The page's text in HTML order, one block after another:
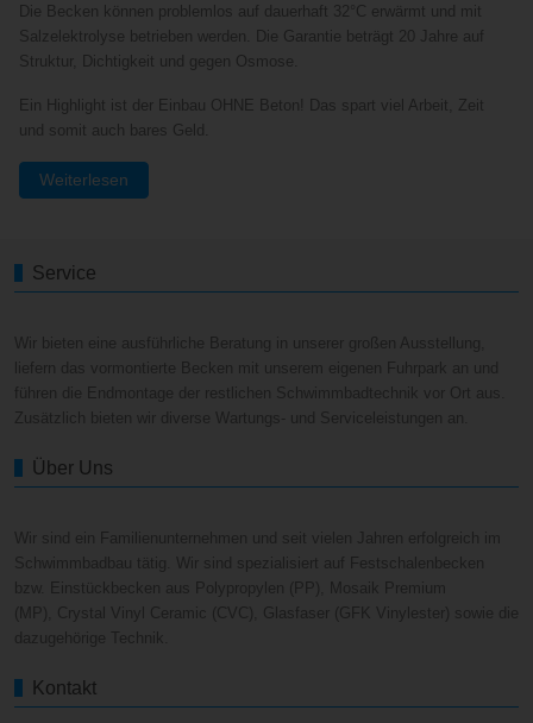
Die Becken können problemlos auf dauerhaft 32°C erwärmt und mit
Salzelektrolyse betrieben werden. Die Garantie beträgt 20 Jahre auf
Struktur, Dichtigkeit und gegen Osmose.
Ein Highlight ist der Einbau OHNE Beton! Das spart viel Arbeit, Zeit
und somit auch bares Geld.
Weiterlesen
Service
Über Uns
Kontakt